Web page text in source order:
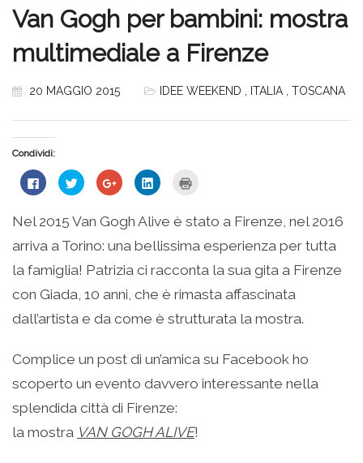
Van Gogh per bambini: mostra
multimediale a Firenze
20 MAGGIO 2015 IDEE WEEKEND ITALIA TOSCANA
Condividi:
Fai
clic
su
Facebook
apre
una
nuova
finestra)
Fai
clic
condividere
su
Twitter
(Si
in
una
finestra)
Fai
clic
condividere
su
Google+
(Si
in
una
nuova
finestra)
Fai
clic
condividere
su
LinkedIn
(Si
in
una
nuova
finestra)
stampare
(Si
in
nuova
finestra)
Nel 2015 Van Gogh Alive è stato a Firenze, nel 2016
arriva a Torino: una bellissima esperienza per tutta
la famiglia! Patrizia ci racconta la sua gita a Firenze
con Giada, 10 anni, che è rimasta affascinata
dall’artista e da come è strutturata la mostra.
Complice un post di un’amica su Facebook ho
scoperto un evento davvero interessante nella
splendida città di Firenze:
la mostra VAN GOGH ALIVE!